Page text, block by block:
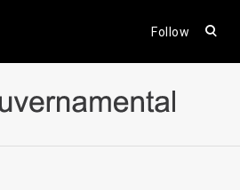
Follow
open
form